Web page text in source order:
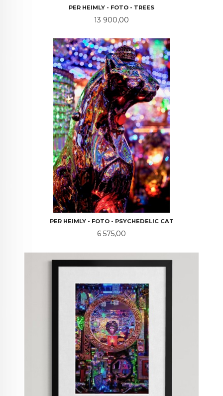
PER HEIMLY - FOTO - TREES
Pris
13 900,00
PER HEIMLY - FOTO - PSYCHEDELIC CAT
Pris
6 575,00